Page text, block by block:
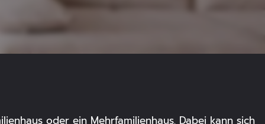
oder ein Mehrfamilienhaus. Dabei kann sich